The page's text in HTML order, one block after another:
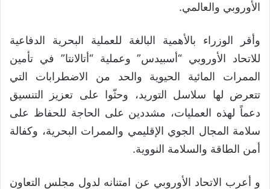
الأوروبي والعالمي.
وأقر الوزراء بالأهمية البالغة للعملية البحرية الدفاعية
للاتحاد الأوروبي “أسبيدس” وعملية “أتالانتا” في تأمين
الممرات المائية الحيوية والحد من الاضطرابات التي
تتعرض لها سلاسل التوريد، وحثّوا على تعزيز التنسيق
دعماً لهذه العمليات، مشددين على الحاجة للحفاظ على
سلامة المجال الجوي الإقليمي والممرات البحرية، وكفالة
أمن الطاقة والسلامة النووية.
و أعرب الاتحاد الأوروبي عن امتنانه لدول مجلس التعاون